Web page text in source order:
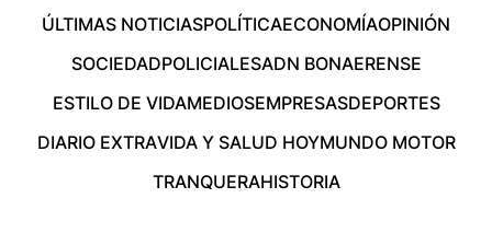
ÚLTIMAS NOTICIASPOLÍTICAECONOMÍAOPINIÓN
SOCIEDADPOLICIALESADN BONAERENSE
ESTILO DE VIDAMEDIOSEMPRESASDEPORTES
DIARIO EXTRAVIDA Y SALUD HOYMUNDO MOTOR
TRANQUERAHISTORIA